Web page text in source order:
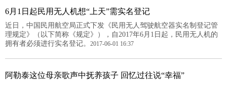
6月1日起民用无人机想“上天”需实名登记
近日，中国民用航空局正式下发《民用无人驾驶航空器实名制登记管
理规定》（以下简称《规定》），自2017年6月1日起，民用无人机的
拥有者必须进行实名登记。 2017-06-01 16:37
阿勒泰这位母亲歌声中抚养孩子 回忆过往说“幸福”